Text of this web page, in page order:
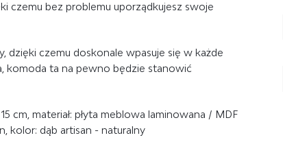
czemu bez problemu uporządkujesz swoje
dzięki czemu doskonale wpasuje się w każde
komoda ta na pewno będzie stanowić
cm, materiał: płyta meblowa laminowana / MDF
kolor: dąb artisan - naturalny